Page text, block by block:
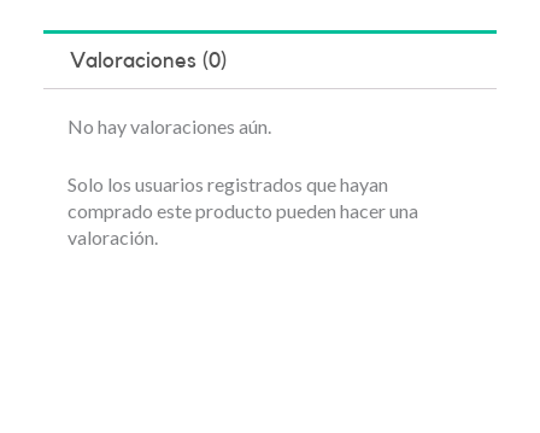
Valoraciones (0)
No hay valoraciones aún.
Solo los usuarios registrados que hayan
comprado este producto pueden hacer una
valoración.